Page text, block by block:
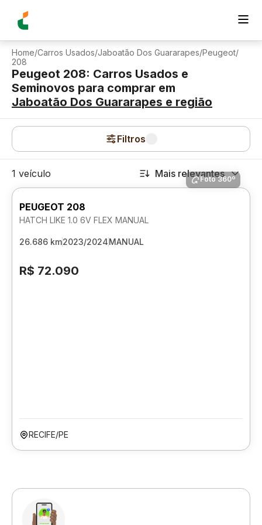
Home/Carros Usados/Jaboatão Dos Guararapes/Peugeot/
208
Peugeot 208: Carros Usados e
Seminovos para comprar em
Jaboatão Dos Guararapes e região
Filtros
1 veículo Mais relevantes
Foto 360º
PEUGEOT 208
HATCH LIKE 1.0 6V FLEX MANUAL
26.686 km2023/2024MANUAL
R$ 72.090
RECIFE/PE